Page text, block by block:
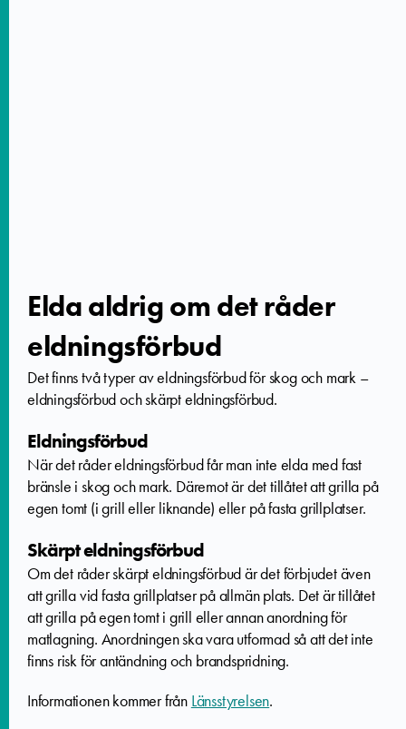
Elda aldrig om det råder
eldningsförbud
Det finns två typer av eldningsförbud för skog och mark –
eldningsförbud och skärpt eldningsförbud.
Eldningsförbud
När det råder eldningsförbud får man inte elda med fast
bränsle i skog och mark. Däremot är det tillåtet att grilla på
egen tomt (i grill eller liknande) eller på fasta grillplatser.
Skärpt eldningsförbud
Om det råder skärpt eldningsförbud är det förbjudet även
att grilla vid fasta grillplatser på allmän plats. Det är tillåtet
att grilla på egen tomt i grill eller annan anordning för
matlagning. Anordningen ska vara utformad så att det inte
finns risk för antändning och brandspridning.
Informationen kommer från Länsstyrelsen.